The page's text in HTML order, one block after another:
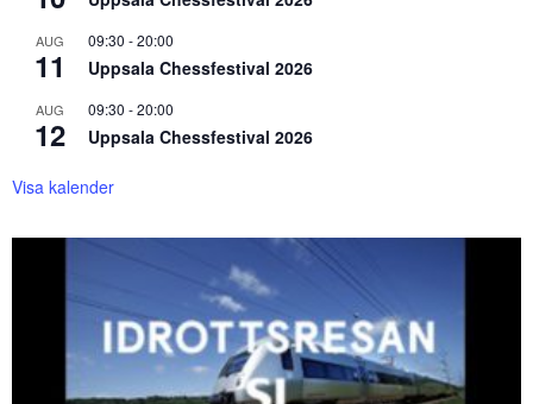
AUG
11
09:30 -20:00
Uppsala Chessfestival 2026
AUG
12
09:30 -20:00
Uppsala Chessfestival 2026
Visa kalender